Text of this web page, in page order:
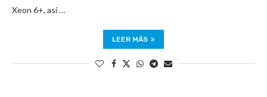
Xeon 6+, así …
LEER MÁS